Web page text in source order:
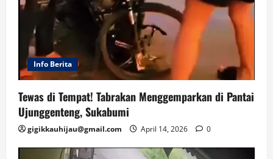
Info Berita
Tewas di Tempat! Tabrakan Menggemparkan di Pantai
Ujunggenteng, Sukabumi
gigikkauhijau@gmail.com April 14, 2026 0